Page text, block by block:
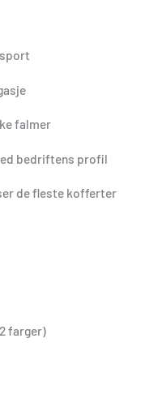
falmer
bedriftens profil
de fleste kofferter
farger)